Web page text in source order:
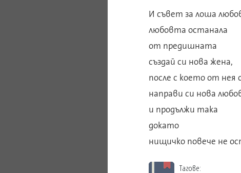
И съвет за лоша
любовта останала
от предишната
създай си нова жена,
после с което от нея
направи си нова
и продължи така
докато
нищичко повече не
Тагове: